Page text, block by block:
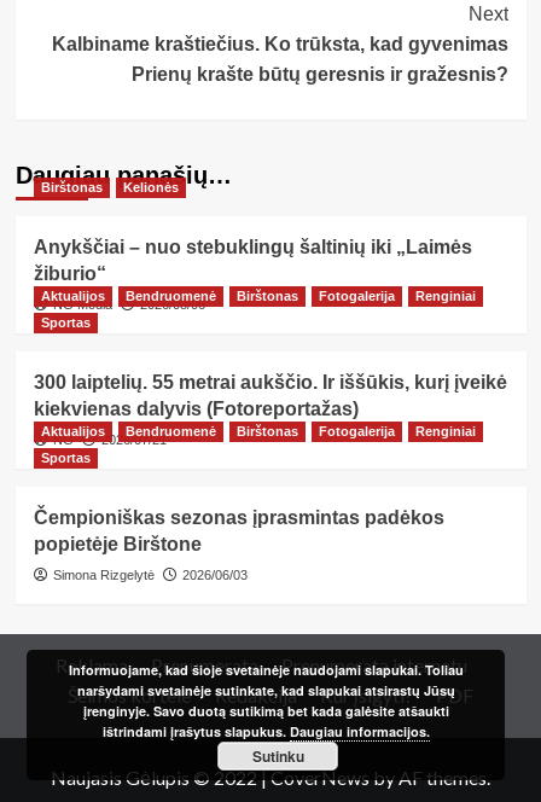
Next
Kalbiname kraštiečius. Ko trūksta, kad gyvenimas
Prienų krašte būtų geresnis ir gražesnis?
Daugiau panašių…
Birštonas Kelionės
Anykščiai – nuo stebuklingų šaltinių iki „Laimės
žiburio“
NG Media 2026/08/06
Aktualijos Bendruomenė Birštonas Fotogalerija
Renginiai
Sportas
300 laiptelių. 55 metrai aukščio. Ir iššūkis, kurį įveikė
kiekvienas dalyvis (Fotoreportažas)
NG 2026/07/21
Aktualijos Bendruomenė Birštonas Fotogalerija
Renginiai
Sportas
Čempioniškas sezonas įprasmintas padėkos
popietėje Birštone
Simona Rizgelytė 2026/06/03
Reklama Prenumerata
Prenumerata internetu
Šeimos kortelė
Redakcija Kur įsigyti? PDF
Naujasis Gėlupis © 2022|CoverNews by AF themes.
Informuojame, kad šioje svetainėje naudojami slapukai. Toliau
naršydami svetainėje sutinkate, kad slapukai atsirastų Jūsų
įrenginyje. Savo duotą sutikimą bet kada galėsite atšaukti
ištrindami įrašytus slapukus. Daugiau informacijos.
Sutinku